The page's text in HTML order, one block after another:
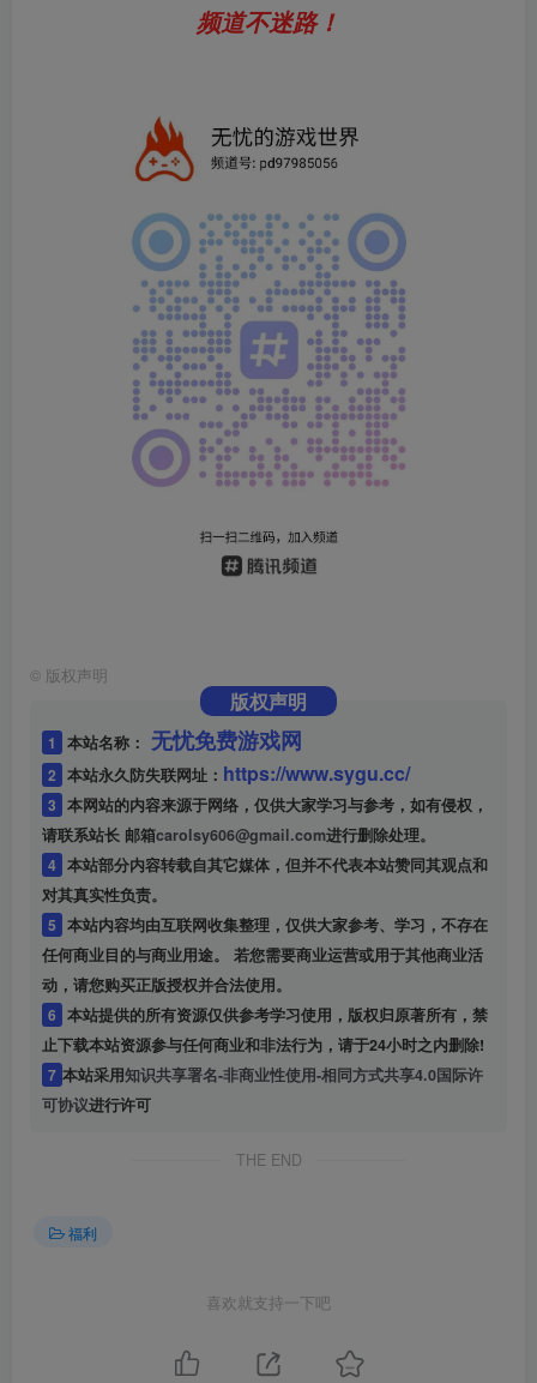
频道不迷路！
© 版权声明
版权声明
1 本站名称： 无忧免费游戏网
2 本站永久防失联网址： https://www.sygu.cc/
3 本网站的内容来源于网络，仅供大家学习与参考，如有侵权，
请联系站长 邮箱carolsy606@gmail.com进行删除处理。
4 本站部分内容转载自其它媒体，但并不代表本站赞同其观点和
对其真实性负责。
5
任何商业目的与商业用途。 若您需要商业运营或用于其他商业活
动，请您购买正版授权并合法使用。
6 本站提供的所有资源仅供参考学习使用，版权归原著所有，禁
止下载本站资源参与任何商业和非法行为，请于24小时之内删除!
7 本站采用知识共享署名-非商业性使用-相同方式共享4.0国际许
可协议进行许可
THE END
福利
喜欢就支持一下吧